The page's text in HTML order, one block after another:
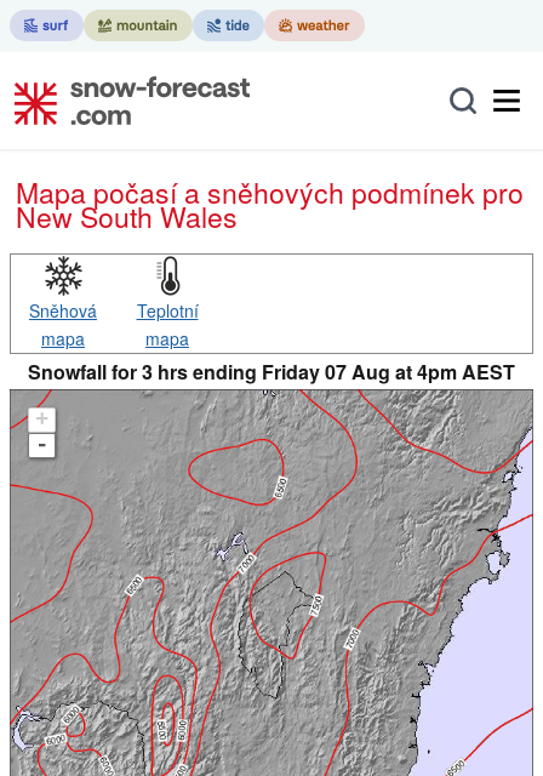
Mapa počasí a sněhových podmínek pro
New South Wales
Sněhová
mapa
Teplotní
mapa
Snowfall for 3 hrs ending Friday 07 Aug at 4pm AEST
+
-